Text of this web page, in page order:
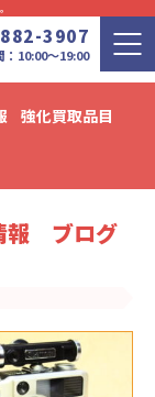
3907
10:00～19:00
強化買取品目
グ
報 ブログ